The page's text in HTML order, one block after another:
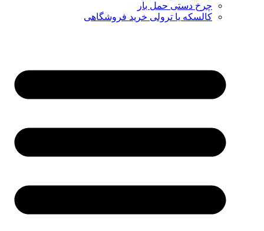
چرخ دستی حمل بار
کالسکه یا ترولی خرید فروشگاهی